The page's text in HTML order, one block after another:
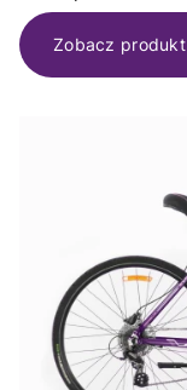
Zobacz produkt